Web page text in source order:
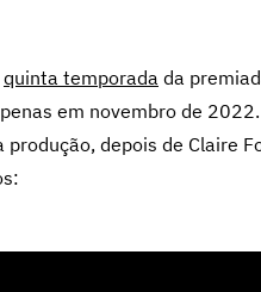
quinta temporada da
em novembro de 2022.
depois de Claire